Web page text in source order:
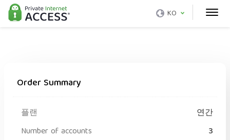
KO
Order Summary
플랜
연간
Number of accounts
3